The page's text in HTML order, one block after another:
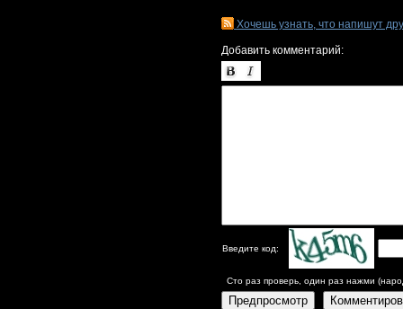
Хочешь узнать, что напишут
Добавить комментарий:
Введите код:
Сто раз проверь, один раз нажми
Предпросмотр